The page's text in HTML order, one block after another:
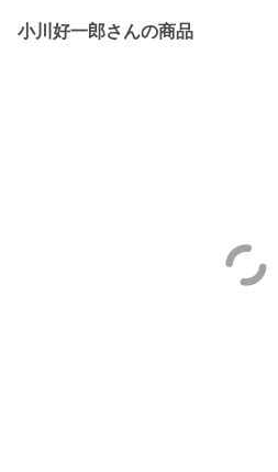
小川好一郎さんの商品